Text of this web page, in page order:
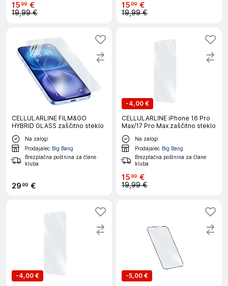
1599 €
19,99 €
1599 €
19,99 €
CELLULARLINE FILM&GO
HYBRID GLASS zaščitno steklo
Na zalogi
Prodajalec Big Bang
Brezplačna poštnina za člane
kluba
2999 €
-4,00 €
CELLULARLINE iPhone 16 Pro
Max/17 Pro Max zaščitno steklo
Na zalogi
Prodajalec Big Bang
Brezplačna poštnina za člane
kluba
1599 €
19,99 €
-4,00 €
-5,00 €